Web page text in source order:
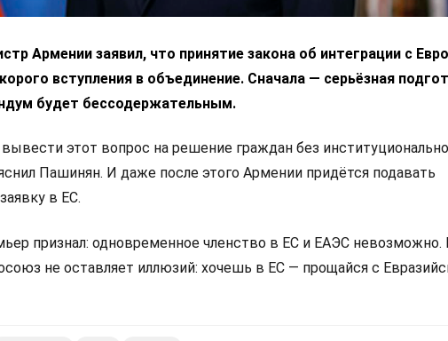
Армении заявил, что принятие закона об интеграции с
вступления в объединение. Сначала — серьёзная
будет бессодержательным.
этот вопрос на решение граждан без
Пашинян. И даже после этого Армении придётся подавать
в ЕС.
признал: одновременное членство в ЕС и ЕАЭС невозможно.
не оставляет иллюзий: хочешь в ЕС — прощайся с